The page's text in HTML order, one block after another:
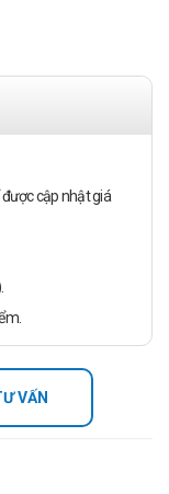
được cập nhật giá
VẤN